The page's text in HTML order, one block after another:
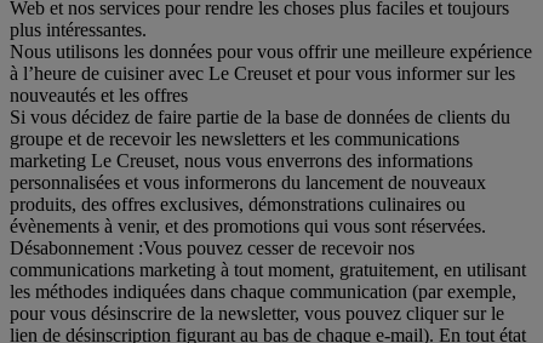
Web et nos services pour rendre les choses plus faciles et toujours
plus intéressantes.
Nous utilisons les données pour vous offrir une meilleure expérience
à l’heure de cuisiner avec Le Creuset et pour vous informer sur les
nouveautés et les offres
Si vous décidez de faire partie de la base de données de clients du
groupe et de recevoir les newsletters et les communications
marketing Le Creuset, nous vous enverrons des informations
personnalisées et vous informerons du lancement de nouveaux
produits, des offres exclusives, démonstrations culinaires ou
évènements à venir, et des promotions qui vous sont réservées.
Désabonnement :Vous pouvez cesser de recevoir nos
communications marketing à tout moment, gratuitement, en utilisant
les méthodes indiquées dans chaque communication (par exemple,
pour vous désinscrire de la newsletter, vous pouvez cliquer sur le
lien de désinscription figurant au bas de chaque e-mail). En tout état